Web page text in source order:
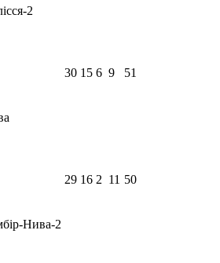
2
30 15 6 9 51
Нива-2
29 16 2 11 50